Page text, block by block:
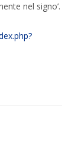
nel signo’.